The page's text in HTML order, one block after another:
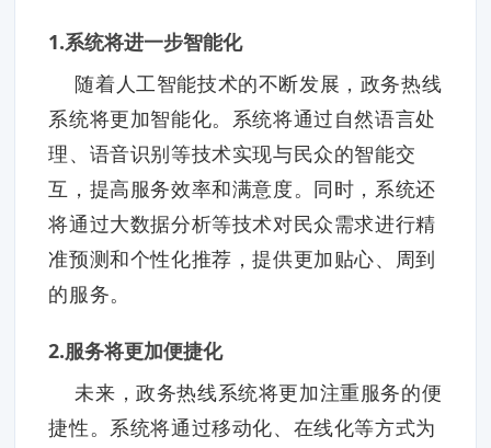
1.系统将进一步智能化
随着人工智能技术的不断发展，政务热线
系统将更加智能化。系统将通过自然语言处
理、语音识别等技术实现与民众的智能交
互，提高服务效率和满意度。同时，系统还
将通过大数据分析等技术对民众需求进行精
准预测和个性化推荐，提供更加贴心、周到
的服务。
2.服务将更加便捷化
未来，政务热线系统将更加注重服务的便
捷性。系统将通过移动化、在线化等方式为